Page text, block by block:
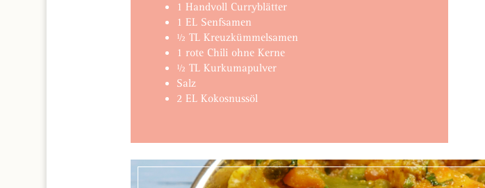
1 Handvoll Curryblätter
1 EL Senfsamen
½ TL Kreuzkümmelsamen
1 rote Chili ohne Kerne
½ TL Kurkumapulver
Salz
2 EL Kokosnussöl